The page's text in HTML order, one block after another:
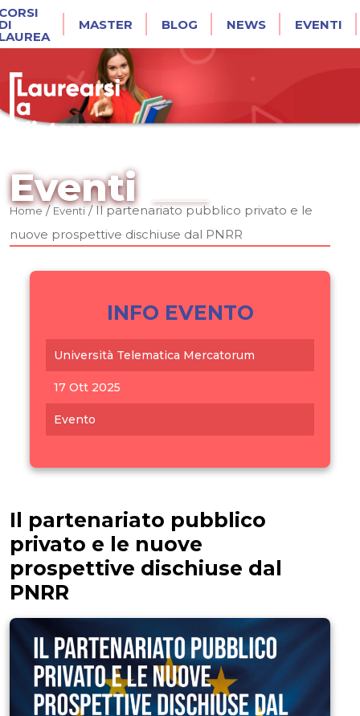
MASTER BLOG NEWS EVENTI
Eventi
Home/Eventi/Il partenariato pubblico privato e le
nuove prospettive dischiuse dal PNRR
INFO EVENTO
Università Telematica Mercatorum
17 Ott 2025
Evento
Il partenariato pubblico
privato e le nuove
prospettive dischiuse dal
PNRR